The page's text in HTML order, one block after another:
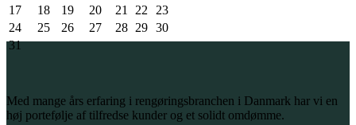
17
18 19 20 21 22
23
24
25 26 27 28 29 30
31
Med mange års erfaring i rengøringsbranchen i Danmark har vi en
høj portefølje af tilfredse kunder og et solidt omdømme.